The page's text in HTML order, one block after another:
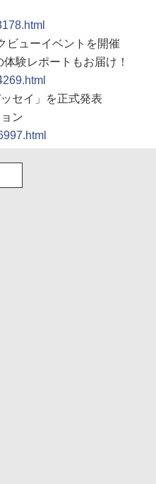
ビューイベントを開催
験レポートもお届け！
セイ」を正式発表
ン